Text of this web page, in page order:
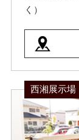
く）
西湘展示場